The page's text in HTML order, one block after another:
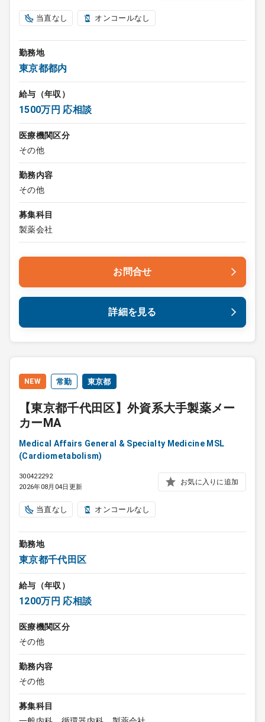
当直なし オンコールなし
勤務地
東京都都内
給与（年収）
1500万円 応相談
医療機関区分
その他
勤務内容
その他
募集科目
製薬会社
お問合せ
詳細を見る
NEW 常勤 東京都
【東京都千代田区】外資系大手製薬メー
カーMA
Medical Affairs General & Specialty Medicine MSL
(Cardiometabolism)
300422292
2026年08月04日更新
お気に入りに追加
当直なし オンコールなし
勤務地
東京都千代田区
給与（年収）
1200万円 応相談
医療機関区分
その他
勤務内容
その他
募集科目